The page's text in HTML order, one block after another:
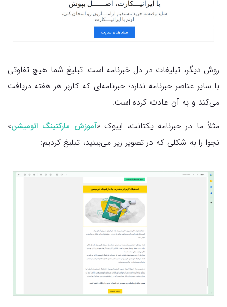
روش دیگر، تبلیغات در دل خبرنامه است! تبلیغ شما هیچ تفاوتی
با سایر عناصر خبرنامه ندارد؛ خبرنامه‌ای که کاربر هر هفته دریافت
می‌کند و به آن عادت کرده است.
مثلاً ما در خبرنامه یکتانت، ایبوک «آموزش مارکتینگ اتومیشن»
نجوا را به شکلی که در تصویر زیر می‌بینید، تبلیغ کردیم: